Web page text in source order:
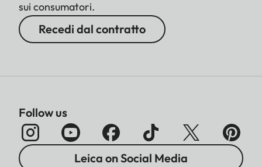
sui consumatori.
Recedi dal contratto
Follow us
Leica on Social Media